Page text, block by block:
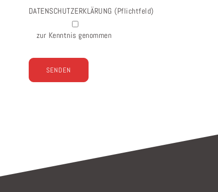
DATENSCHUTZERKLÄRUNG (Pflichtfeld)
zur Kenntnis genommen